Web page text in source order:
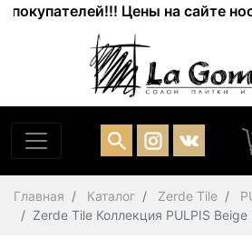
Цены на сайте
Главная Каталог Zerde Tile
Zerde Tile Коллекция PULPIS